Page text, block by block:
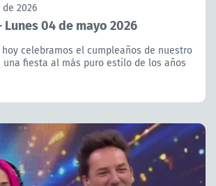
2026
Lunes 04 de mayo 2026
celebramos el cumpleaños de nuestro
una fiesta al más puro estilo de los años